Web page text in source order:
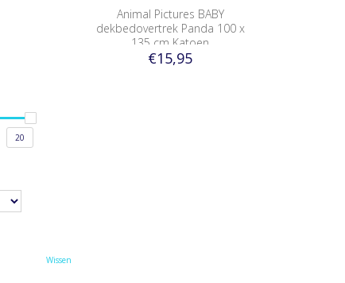
20
Wissen
Animal Pictures BABY
dekbedovertrek Panda 100 x
135 cm Katoen
€15,95